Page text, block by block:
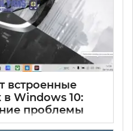
встроенные
Windows 10:
проблемы